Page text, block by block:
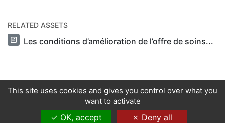
RELATED ASSETS
Les conditions d’amélioration de l’offre de soins...
This site uses cookies and gives you control over what you
want to activate
OK, accept
Deny all